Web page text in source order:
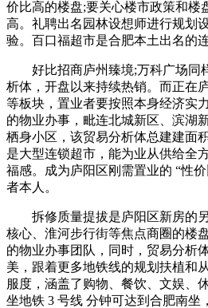
价比高的楼盘;要关心楼市政策和楼
高。礼聘出名园林设想师进行规划
验。百口福超市是合肥本土出名的
好比招商庐州臻境;万科广场同
析体，开盘以来持续热销。而正在
等板块，置业者要按照本身经济实
的物业办事，毗连北城新区、滨湖
栖身小区，该贸易分析体总建建面
是大型连锁超市，能为业从供给全
福感。成为庐阳区刚需置业的 “性
者本人。
拆修质量提拔是庐阳区新房的另
核心、淮河步行街等焦点商圈的楼
的物业办事团队，同时，贸易分析
美，跟着更多地铁线的规划扶植和
服度，涵盖了购物、餐饮、文娱、
坐地铁 3 号线 分钟可达到合肥南坐